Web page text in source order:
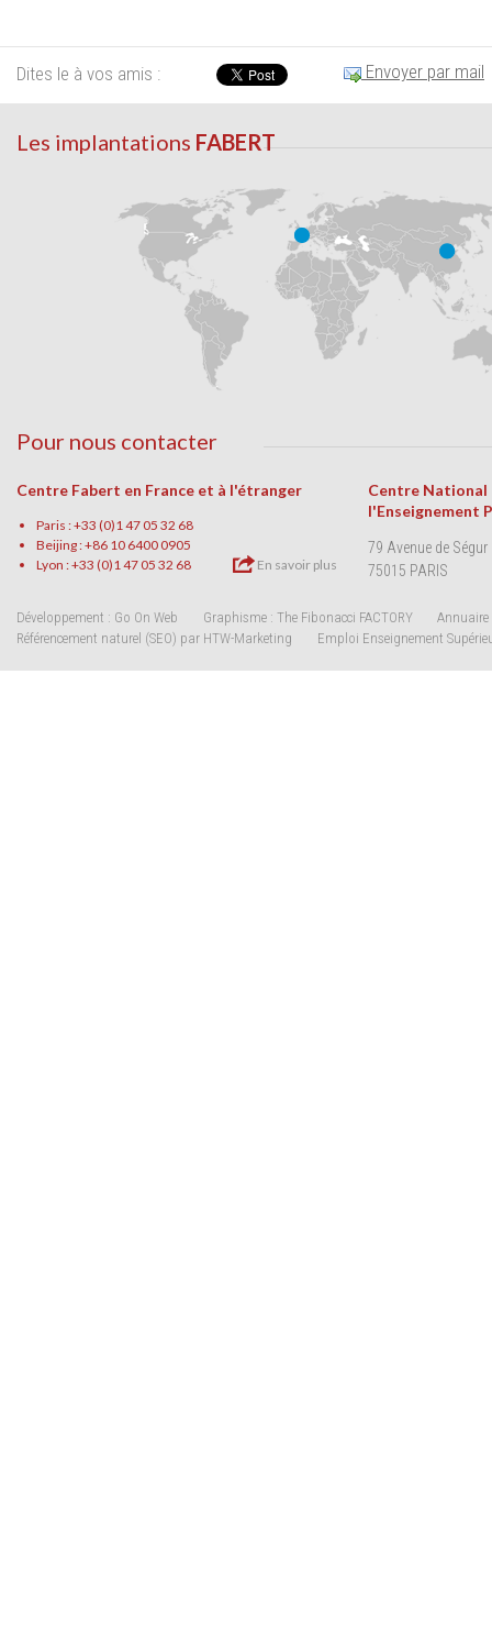
Dites le à vos amis : Envoyer par mail
Les implantations FABERT
Pour nous contacter
Centre Fabert en France et à l'étranger
Paris : +33 (0)1 47 05 32 68
Beijing : +86 10 6400 0905
Lyon : +33 (0)1 47 05 32 68
En savoir plus
Centre National
l'Enseignement
79 Avenue de Ségur
75015 PARIS
Développement : Go On Web Graphisme : The Fibonacci FACTORY
Annuaire
Référencement naturel (SEO) par HTW-Marketing
Emploi Enseignement